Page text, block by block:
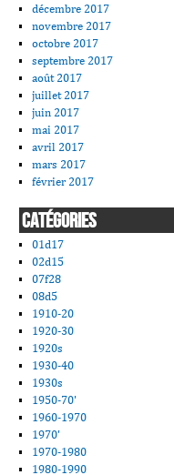
décembre 2017
novembre 2017
octobre 2017
septembre 2017
août 2017
juillet 2017
juin 2017
mai 2017
avril 2017
mars 2017
février 2017
CATÉGORIES
01d17
02d15
07f28
08d5
1910-20
1920-30
1920s
1930-40
1930s
1950-70'
1960-1970
1970'
1970-1980
1980-1990